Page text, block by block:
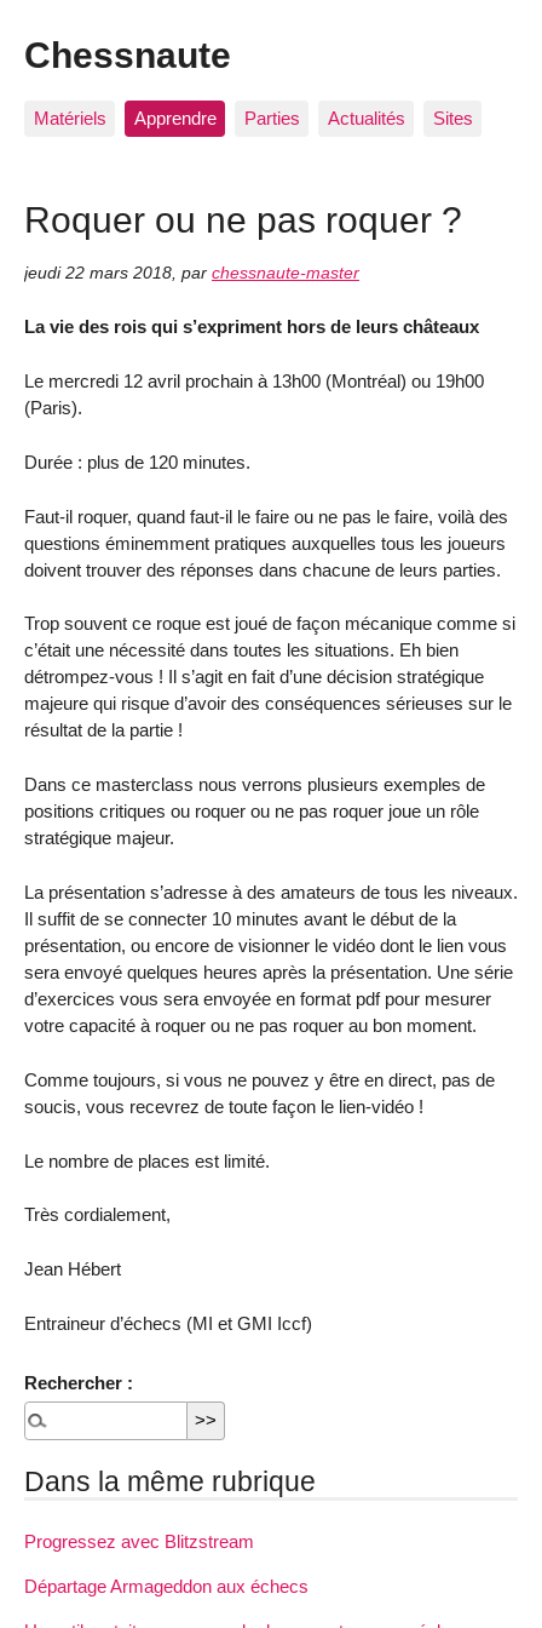
Chessnaute
Matériels Apprendre Parties Actualités Sites
Roquer ou ne pas roquer ?
jeudi 22 mars 2018, par chessnaute-master
La vie des rois qui s’expriment hors de leurs châteaux
Le mercredi 12 avril prochain à 13h00 (Montréal) ou 19h00
(Paris).
Durée : plus de 120 minutes.
Faut-il roquer, quand faut-il le faire ou ne pas le faire, voilà des
questions éminemment pratiques auxquelles tous les joueurs
doivent trouver des réponses dans chacune de leurs parties.
Trop souvent ce roque est joué de façon mécanique comme si
c’était une nécessité dans toutes les situations. Eh bien
détrompez-vous ! Il s’agit en fait d’une décision stratégique
majeure qui risque d’avoir des conséquences sérieuses sur le
résultat de la partie !
Dans ce masterclass nous verrons plusieurs exemples de
positions critiques ou roquer ou ne pas roquer joue un rôle
stratégique majeur.
La présentation s’adresse à des amateurs de tous les niveaux.
Il suffit de se connecter 10 minutes avant le début de la
présentation, ou encore de visionner le vidéo dont le lien vous
sera envoyé quelques heures après la présentation. Une série
d’exercices vous sera envoyée en format pdf pour mesurer
votre capacité à roquer ou ne pas roquer au bon moment.
Comme toujours, si vous ne pouvez y être en direct, pas de
soucis, vous recevrez de toute façon le lien-vidéo !
Le nombre de places est limité.
Très cordialement,
Jean Hébert
Entraineur d’échecs (MI et GMI Iccf)
Rechercher :
Dans la même rubrique
Progressez avec Blitzstream
Départage Armageddon aux échecs